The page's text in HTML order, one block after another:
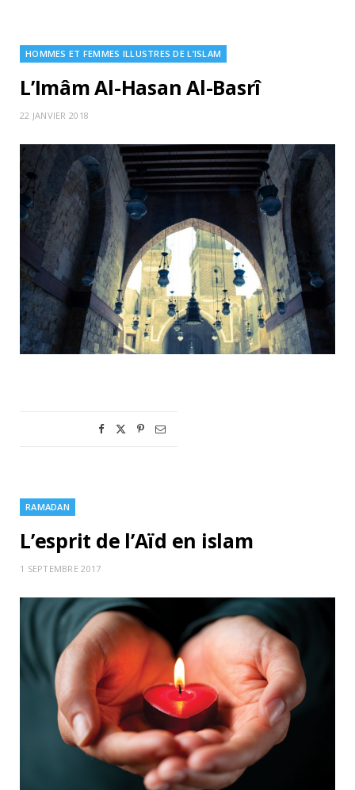
HOMMES ET FEMMES ILLUSTRES DE L’ISLAM
L’Imâm Al-Hasan Al-Basrî
22 JANVIER 2018
RAMADAN
L’esprit de l’Aïd en islam
1 SEPTEMBRE 2017